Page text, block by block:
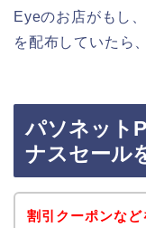
Eyeのお店がもし
を配布していたら
パソネット
ナスセール
割引クーポンな